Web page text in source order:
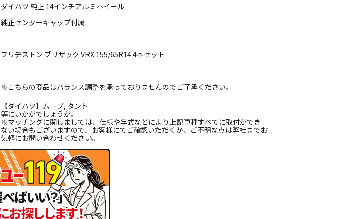
ダイハツ 純正 14インチアルミホイール
純正センターキャップ付属
ブリヂストン ブリザック VRX 155/65R14 4本セット
※こちらの商品はバランス調整を承っておりませんのでご了承ください。
【ダイハツ】ムーブ, タント
等にいかがでしょうか。
※マッチングに関しましては、仕様や年式などにより上記車種すべてに取付ができ
ない場合もございますので、お客様にてご確認いただくか、ご不明な点は弊社までお
気軽にお問い合わせください。